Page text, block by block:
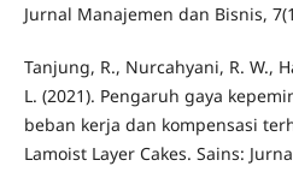
Jurnal Manajemen dan Bisnis,
Tanjung, R., Nurcahyani, R. W.,
L. (2021). Pengaruh gaya
beban kerja dan kompensasi
Lamoist Layer Cakes. Sains: